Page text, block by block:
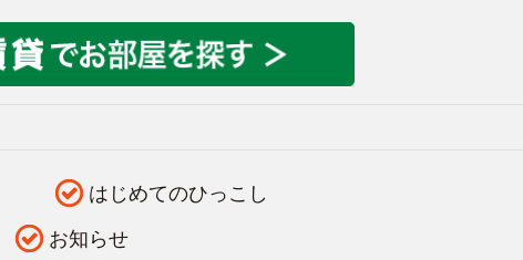
はじめてのひっこし
お知らせ